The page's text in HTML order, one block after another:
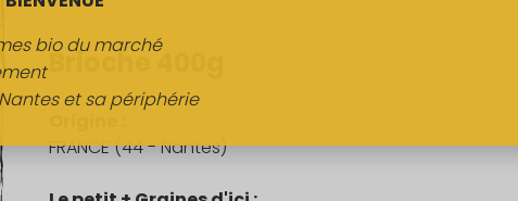
Brioche 400g
FRANCE (44 - Nantes)
bio du marché
et sa périphérie